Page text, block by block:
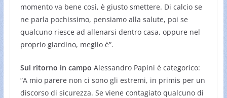
momento va bene così, è giusto smettere. Di calcio se
ne parla pochissimo, pensiamo alla salute, poi se
qualcuno riesce ad allenarsi dentro casa, oppure nel
proprio giardino, meglio è”.
Sul ritorno in campo Alessandro Papini è categorico:
“A mio parere non ci sono gli estremi, in primis per un
discorso di sicurezza. Se viene contagiato qualcuno di